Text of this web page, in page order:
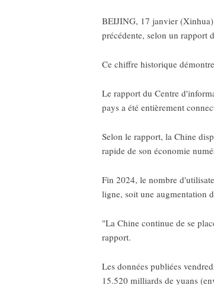
BEIJING, 17 janvier
précédente, selon un rapport
Ce chiffre historique
Le rapport du Centre
pays a été entièrement
Selon le rapport, la Chine
rapide de son économie
Fin 2024, le nombre
ligne, soit une augmentation
"La Chine continue de se
rapport.
Les données publiées
15.520 milliards de yuans